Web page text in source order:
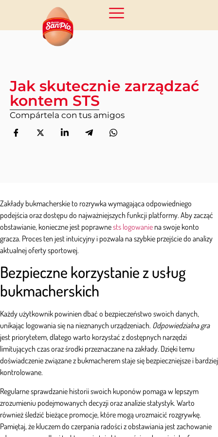
Jak skutecznie zarządzać
kontem STS
Compártela con tus amigos
Zakłady bukmacherskie to rozrywka wymagająca odpowiedniego
podejścia oraz dostępu do najważniejszych funkcji platformy. Aby zacząć
obstawianie, konieczne jest poprawnests logowanie na swoje konto
gracza. Proces ten jest intuicyjny i pozwala na szybkie przejście do analizy
aktualnej oferty sportowej.
Bezpieczne korzystanie z usług
bukmacherskich
Każdy użytkownik powinien dbać o bezpieczeństwo swoich danych,
unikając logowania się na nieznanych urządzeniach. Odpowiedzialna gra
jest priorytetem, dlatego warto korzystać z dostępnych narzędzi
limitujących czas oraz środki przeznaczane na zakłady. Dzięki temu
doświadczenie związane z bukmacherem staje się bezpieczniejsze i bardziej
kontrolowane.
Regularne sprawdzanie historii swoich kuponów pomaga w lepszym
zrozumieniu podejmowanych decyzji oraz analizie statystyk. Warto
również śledzić bieżące promocje, które mogą urozmaicić rozgrywkę.
Pamiętaj, że kluczem do czerpania radości z obstawiania jest zachowanie